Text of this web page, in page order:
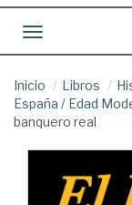
Toggle
Inicio Libros
España / Edad
banquero real